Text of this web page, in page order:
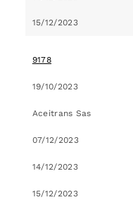
15/12/2023
9178
19/10/2023
Aceitrans Sas
07/12/2023
14/12/2023
15/12/2023